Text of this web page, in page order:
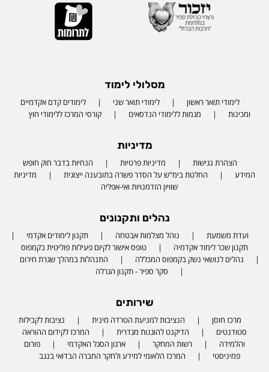
מסלולי לימוד
לימודי תואר ראשון לימודי תואר שני
לימודים קדם אקדמיים
ומכינות
מגמות ללימודי הנדסאים קורסי המרכז ללימודי חוץ
מדיניות
הצהרת נגישות מדיניות פרטיות
הנחיות בדבר חוק חופש
המידע
החלטת בימ"ש על הסדר פשרה בתובענה ייצוגית
מדיניות
שוויון הזדמנויות ואי-אפליה
נהלים ותקנונים
ועדת משמעת נוהל מצלמות אבטחה
תקנון לימודים אקדמי
תקנון שכר לימוד אקדמיה
טופס אישור לקיום פעילות פוליטית בקמפוס
נהלים לנושאי נשק בקמפוס המכללה
התנהלות במהלך שגרת חירום
סקר ספיר - תקנון הגרלה
שירותים
מרכז חוסן הנציבות למניעת הטרדה מינית
נציבות לקבילות
סטודנטים
הדיקנט להוגנות מגדרית
המרכז לקידום ההוראה
והלמידה
רשות המחקר ארגון הסגל האקדמי
פורום
פמיניסטי
המרכז הלאומי למידע ולחקר החברה הבדואי בנגב